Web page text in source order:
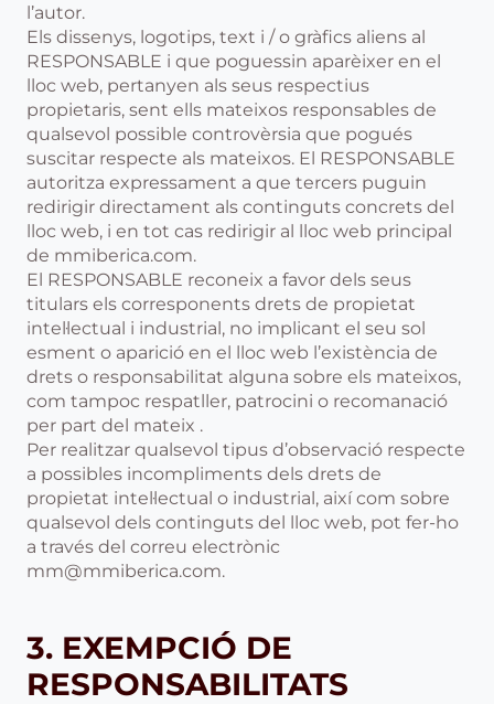
l’autor.
Els dissenys, logotips, text i / o gràfics aliens al
RESPONSABLE i que poguessin aparèixer en el
lloc web, pertanyen als seus respectius
propietaris, sent ells mateixos responsables de
qualsevol possible controvèrsia que pogués
suscitar respecte als mateixos. El RESPONSABLE
autoritza expressament a que tercers puguin
redirigir directament als continguts concrets del
lloc web, i en tot cas redirigir al lloc web principal
de mmiberica.com.
El RESPONSABLE reconeix a favor dels seus
titulars els corresponents drets de propietat
intel·lectual i industrial, no implicant el seu sol
esment o aparició en el lloc web l’existència de
drets o responsabilitat alguna sobre els mateixos,
com tampoc respatller, patrocini o recomanació
per part del mateix .
Per realitzar qualsevol tipus d’observació respecte
a possibles incompliments dels drets de
propietat intel·lectual o industrial, així com sobre
qualsevol dels continguts del lloc web, pot fer-ho
a través del correu electrònic
mm@mmiberica.com.
3. EXEMPCIÓ DE
RESPONSABILITATS